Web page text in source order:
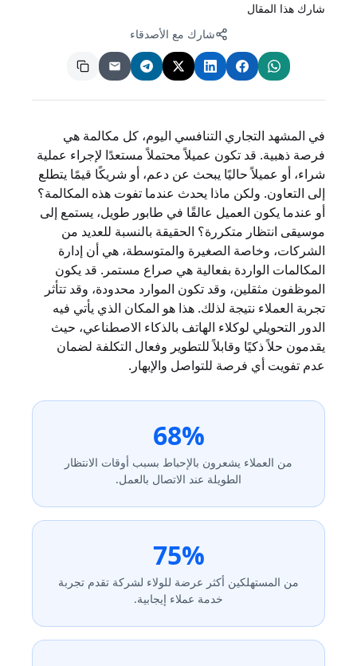
شارك هذا المقال
شارك مع الأصدقاء
في المشهد التجاري التنافسي اليوم، كل مكالمة هي
فرصة ذهبية. قد تكون عميلاً محتملاً مستعدًا لإجراء عملية
شراء، أو عميلاً حاليًا يبحث عن دعم، أو شريكًا قيمًا يتطلع
إلى التعاون. ولكن ماذا يحدث عندما تفوت هذه المكالمة؟
أو عندما يكون العميل عالقًا في طابور طويل، يستمع إلى
موسيقى انتظار متكررة؟ الحقيقة بالنسبة للعديد من
الشركات، وخاصة الصغيرة والمتوسطة، هي أن إدارة
المكالمات الواردة بفعالية هي صراع مستمر. قد يكون
الموظفون مثقلين، وقد تكون الموارد محدودة، وقد تتأثر
تجربة العملاء نتيجة لذلك. هذا هو المكان الذي يأتي فيه
الدور التحويلي لوكلاء الهاتف بالذكاء الاصطناعي، حيث
يقدمون حلاً ذكيًا وقابلاً للتطوير وفعال التكلفة لضمان
عدم تفويت أي فرصة للتواصل والإبهار.
68%
من العملاء يشعرون بالإحباط بسبب أوقات الانتظار
الطويلة عند الاتصال بالعمل.
75%
من المستهلكين أكثر عرضة للولاء لشركة تقدم تجربة
خدمة عملاء إيجابية.